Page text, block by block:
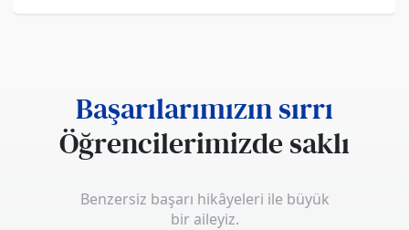
Başarılarımızın sırrı
Öğrencilerimizde saklı
Benzersiz başarı hikâyeleri ile büyük
bir aileyiz.